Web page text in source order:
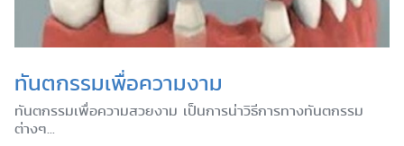
ทันตกรรมเพื่อความงาม
ทันตกรรมเพื่อความสวยงาม เป็นการน่าวิธีการทางทันตกรรม
ต่างๆ...